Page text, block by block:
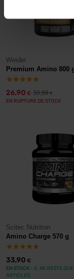
Weider
Premium Amino 800
26,90 € 30,99€
EN RUPTURE DE STOCK
Scitec Nutrition
Amino Charge 570 g
33,90 €
EN STOCK - IL NE RESTE
ARTICLES